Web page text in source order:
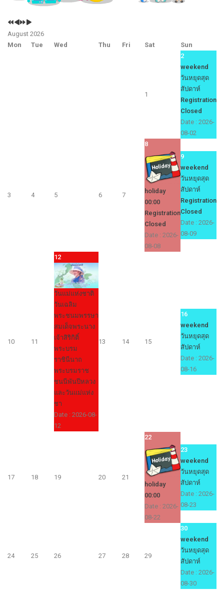
August 2026
Mon
Tue Wed Thu Fri Sat Sun
1
2
weekend
วันหยุดสุด
สัปดาห์
Registration
Closed
Date : 2026-
08-02
3 4 5 6 7
8
holiday
00:00
Registration
Closed
Date : 2026-
08-08
9
weekend
วันหยุดสุด
สัปดาห์
Registration
Closed
Date : 2026-
08-09
10 11
12
วันแม่แห่งชาติ
วันเฉลิม
พระชนมพรรษา
สมเด็จพระนาง
เจ้าสิริกิติ์
พระบรม
ราชินีนาถ
พระบรมราช
ชนนีพันปีหลวง
และวันแม่แห่ง
ชา
Date : 2026-08-
12
13 14 15
16
weekend
วันหยุดสุด
สัปดาห์
Date : 2026-
08-16
17 18 19 20 21
22
holiday
00:00
Date : 2026-
08-22
23
weekend
วันหยุดสุด
สัปดาห์
Date : 2026-
08-23
24 25 26 27 28 29
30
weekend
วันหยุดสุด
สัปดาห์
Date : 2026-
08-30